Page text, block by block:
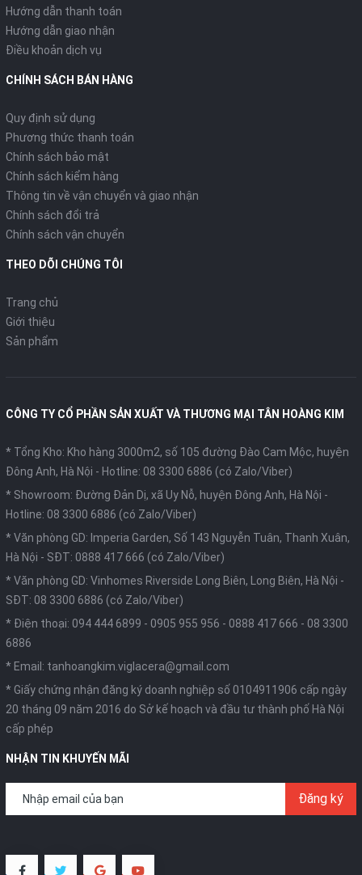
Hướng dẫn thanh toán
Hướng dẫn giao nhận
Điều khoản dịch vụ
CHÍNH SÁCH BÁN HÀNG
Quy định sử dụng
Phương thức thanh toán
Chính sách bảo mật
Chính sách kiểm hàng
Thông tin về vận chuyển và giao nhận
Chính sách đổi trả
Chính sách vận chuyển
THEO DÕI CHÚNG TÔI
Trang chủ
Giới thiệu
Sản phẩm
CÔNG TY CỔ PHẦN SẢN XUẤT VÀ THƯƠNG MẠI TÂN HOÀNG KIM
* Tổng Kho: Kho hàng 3000m2, số 105 đường Đào Cam Mộc, huyện
Đông Anh, Hà Nội - Hotline: 08 3300 6886 (có Zalo/Viber)
* Showroom: Đường Đản Dị, xã Uy Nỗ, huyện Đông Anh, Hà Nội -
Hotline: 08 3300 6886 (có Zalo/Viber)
* Văn phòng GD: Imperia Garden, Số 143 Nguyễn Tuân, Thanh Xuân,
Hà Nội - SĐT: 0888 417 666 (có Zalo/Viber)
* Văn phòng GD: Vinhomes Riverside Long Biên, Long Biên, Hà Nội -
SĐT: 08 3300 6886 (có Zalo/Viber)
* Điện thoại: 094 444 6899 - 0905 955 956 - 0888 417 666 - 08 3300
6886
* Email: tanhoangkim.viglacera@gmail.com
* Giấy chứng nhận đăng ký doanh nghiệp số 0104911906 cấp ngày
20 tháng 09 năm 2016 do Sở kế hoạch và đầu tư thành phố Hà Nội
cấp phép
NHẬN TIN KHUYẾN MÃI
Đăng ký